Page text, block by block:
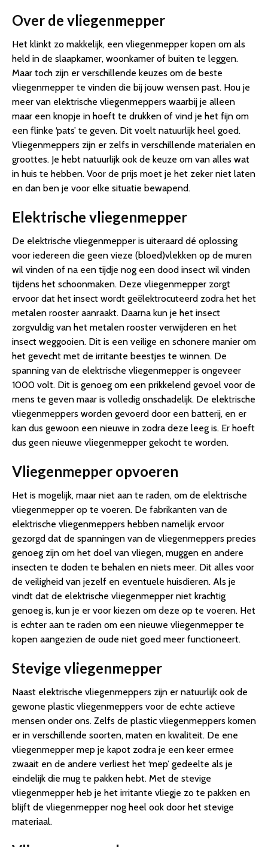
Over de vliegenmepper
Het klinkt zo makkelijk, een vliegenmepper kopen om als
held in de slaapkamer, woonkamer of buiten te leggen.
Maar toch zijn er verschillende keuzes om de beste
vliegenmepper te vinden die bij jouw wensen past. Hou je
meer van elektrische vliegenmeppers waarbij je alleen
maar een knopje in hoeft te drukken of vind je het fijn om
een flinke ‘pats’ te geven. Dit voelt natuurlijk heel goed.
Vliegenmeppers zijn er zelfs in verschillende materialen en
groottes. Je hebt natuurlijk ook de keuze om van alles wat
in huis te hebben. Voor de prijs moet je het zeker niet laten
en dan ben je voor elke situatie bewapend.
Elektrische vliegenmepper
De elektrische vliegenmepper is uiteraard dé oplossing
voor iedereen die geen vieze (bloed)vlekken op de muren
wil vinden of na een tijdje nog een dood insect wil vinden
tijdens het schoonmaken. Deze vliegenmepper zorgt
ervoor dat het insect wordt geëlektrocuteerd zodra het het
metalen rooster aanraakt. Daarna kun je het insect
zorgvuldig van het metalen rooster verwijderen en het
insect weggooien. Dit is een veilige en schonere manier om
het gevecht met de irritante beestjes te winnen. De
spanning van de elektrische vliegenmepper is ongeveer
1000 volt. Dit is genoeg om een prikkelend gevoel voor de
mens te geven maar is volledig onschadelijk. De elektrische
vliegenmeppers worden gevoerd door een batterij, en er
kan dus gewoon een nieuwe in zodra deze leeg is. Er hoeft
dus geen nieuwe vliegenmepper gekocht te worden.
Vliegenmepper opvoeren
Het is mogelijk, maar niet aan te raden, om de elektrische
vliegenmepper op te voeren. De fabrikanten van de
elektrische vliegenmeppers hebben namelijk ervoor
gezorgd dat de spanningen van de vliegenmeppers precies
genoeg zijn om het doel van vliegen, muggen en andere
insecten te doden te behalen en niets meer. Dit alles voor
de veiligheid van jezelf en eventuele huisdieren. Als je
vindt dat de elektrische vliegenmepper niet krachtig
genoeg is, kun je er voor kiezen om deze op te voeren. Het
is echter aan te raden om een nieuwe vliegenmepper te
kopen aangezien de oude niet goed meer functioneert.
Stevige vliegenmepper
Naast elektrische vliegenmeppers zijn er natuurlijk ook de
gewone plastic vliegenmeppers voor de echte actieve
mensen onder ons. Zelfs de plastic vliegenmeppers komen
er in verschillende soorten, maten en kwaliteit. De ene
vliegenmepper mep je kapot zodra je een keer ermee
zwaait en de andere verliest het ‘mep’ gedeelte als je
eindelijk die mug te pakken hebt. Met de stevige
vliegenmepper heb je het irritante vliegje zo te pakken en
blijft de vliegenmepper nog heel ook door het stevige
materiaal.